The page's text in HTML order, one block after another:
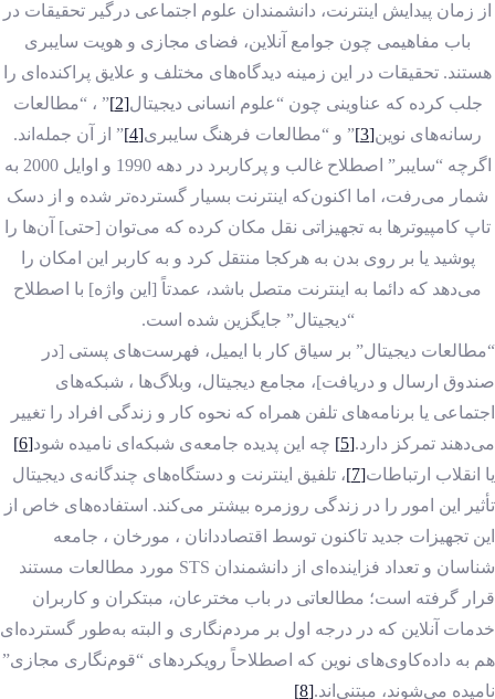
از زمان پیدایش اینترنت، دانشمندان علوم اجتماعی درگیر تحقیقات در
باب مفاهیمی چون جوامع آنلاین، فضای مجازی و هویت سایبری
هستند. تحقیقات در این زمینه دیدگاه‌های مختلف و علایق پراکنده‌ای را
جلب کرده که عناوینی چون “علوم انسانی دیجیتال[2]
” ، “مطالعات
رسانه‌های نوین[3] ” و “مطالعات فرهنگ سایبری[4]
” از آن جمله‌اند.
اگرچه “سایبر” اصطلاح غالب و پرکاربرد در دهه 1990 و اوایل 2000 به
شمار می‌رفت، اما اکنون‌که اینترنت بسیار گسترده‌تر شده و از دسک
تاپ کامپیوترها به تجهیزاتی نقل مکان کرده که می‌توان [حتی] آن‌ها را
پوشید یا بر روی بدن به هرکجا منتقل کرد و به کاربر این امکان را
می‌دهد که دائما به اینترنت متصل باشد، عمدتاً [این واژه] با اصطلاح
“دیجیتال” جایگزین شده است.
“مطالعات دیجیتال” بر سیاق کار با ایمیل، فهرست‌های پستی [در
صندوق ارسال و دریافت]، مجامع دیجیتال، وبلاگ‌ها ، شبکه‌های
اجتماعی یا برنامه‌های تلفن همراه که نحوه کار و زندگی افراد را تغییر
می‌دهند تمرکز دارد.[5] چه این پدیده جامعه‌ی شبکه‌ای نامیده شود[6]
یا انقلاب ارتباطات[7]
، تلفیق اینترنت و دستگاه‌های چندگانه‌ی دیجیتال
تأثیر این امور را در زندگی روزمره بیشتر می‌کند. استفاده‌های خاص از
این تجهیزات جدید تاکنون توسط اقتصاددانان ، مورخان ، جامعه
شناسان و تعداد فزاینده‌ای از دانشمندان STS مورد مطالعات مستند
قرار گرفته است؛ مطالعاتی در باب مخترعان، مبتکران و کاربران
خدمات آنلاین که در درجه اول بر مردم‌نگاری و البته به‌طور گسترده‌ای
هم به داده‌کاوی‌های نوین که اصطلاحاً رویکردهای “قوم‌نگاری مجازی”
نامیده می‌شوند، مبتنی‌اند.[8]